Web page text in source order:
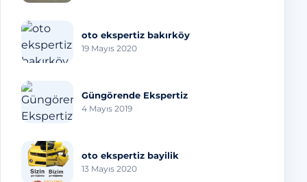
oto ekspertiz bakırköy
19 Mayıs 2020
Güngörende Ekspertiz
4 Mayıs 2019
oto ekspertiz bayilik
13 Mayıs 2020